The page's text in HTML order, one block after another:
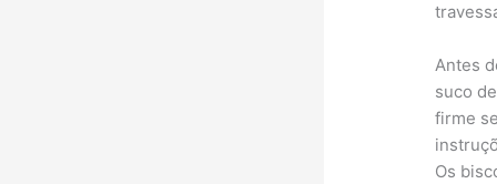
Antes
suco
firme
Os